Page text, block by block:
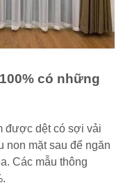
có những
được dệt có sợi vải
non mặt sau để ngăn
Các mẫu thông